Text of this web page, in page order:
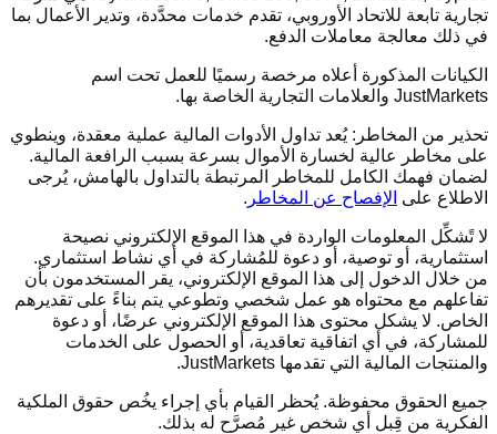
تجارية تابعة للاتحاد الأوروبي، تقدم خدمات محدَّدة، وتدير الأعمال بما
في ذلك معالجة معاملات الدفع.
الكيانات المذكورة أعلاه مرخصة رسميًا للعمل تحت اسم
JustMarkets والعلامات التجارية الخاصة بها.
تحذير من المخاطر: يُعد تداول الأدوات المالية عملية معقدة، وينطوي
على مخاطر عالية لخسارة الأموال بسرعة بسبب الرافعة المالية.
لضمان فهمك الكامل للمخاطر المرتبطة بالتداول بالهامش، يُرجى
الاطلاع على الإفصاح عن المخاطر .
لا تًشكِّل المعلومات الواردة في هذا الموقع الإلكتروني نصيحة
استثمارية، أو توصية، أو دعوة للمُشاركة في أي نشاط استثماري.
من خلال الدخول إلى هذا الموقع الإلكتروني، يقر المستخدمون بأن
تفاعلهم مع محتواه هو عمل شخصي وتطوعي يتم بناءً على تقديرهم
الخاص. لا يشكل محتوى هذا الموقع الإلكتروني عرضًا، أو دعوة
للمشاركة، في أي اتفاقية تعاقدية، أو الحصول على الخدمات
والمنتجات المالية التي تقدمها JustMarkets.
جميع الحقوق محفوظة. يُحظر القيام بأي إجراء يخُص حقوق الملكية
الفكرية من قِبل أي شخص غير مُصرَّح له بذلك.